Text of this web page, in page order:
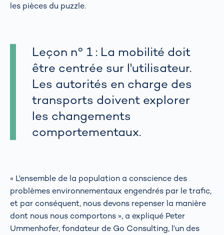
les pièces du puzzle.
Leçon n° 1 : La mobilité doit
être centrée sur l'utilisateur.
Les autorités en charge des
transports doivent explorer
les changements
comportementaux.
« L'ensemble de la population a conscience des
problèmes environnementaux engendrés par le trafic,
et par conséquent, nous devons repenser la manière
dont nous nous comportons », a expliqué Peter
Ummenhofer, fondateur de Go Consulting, l'un des